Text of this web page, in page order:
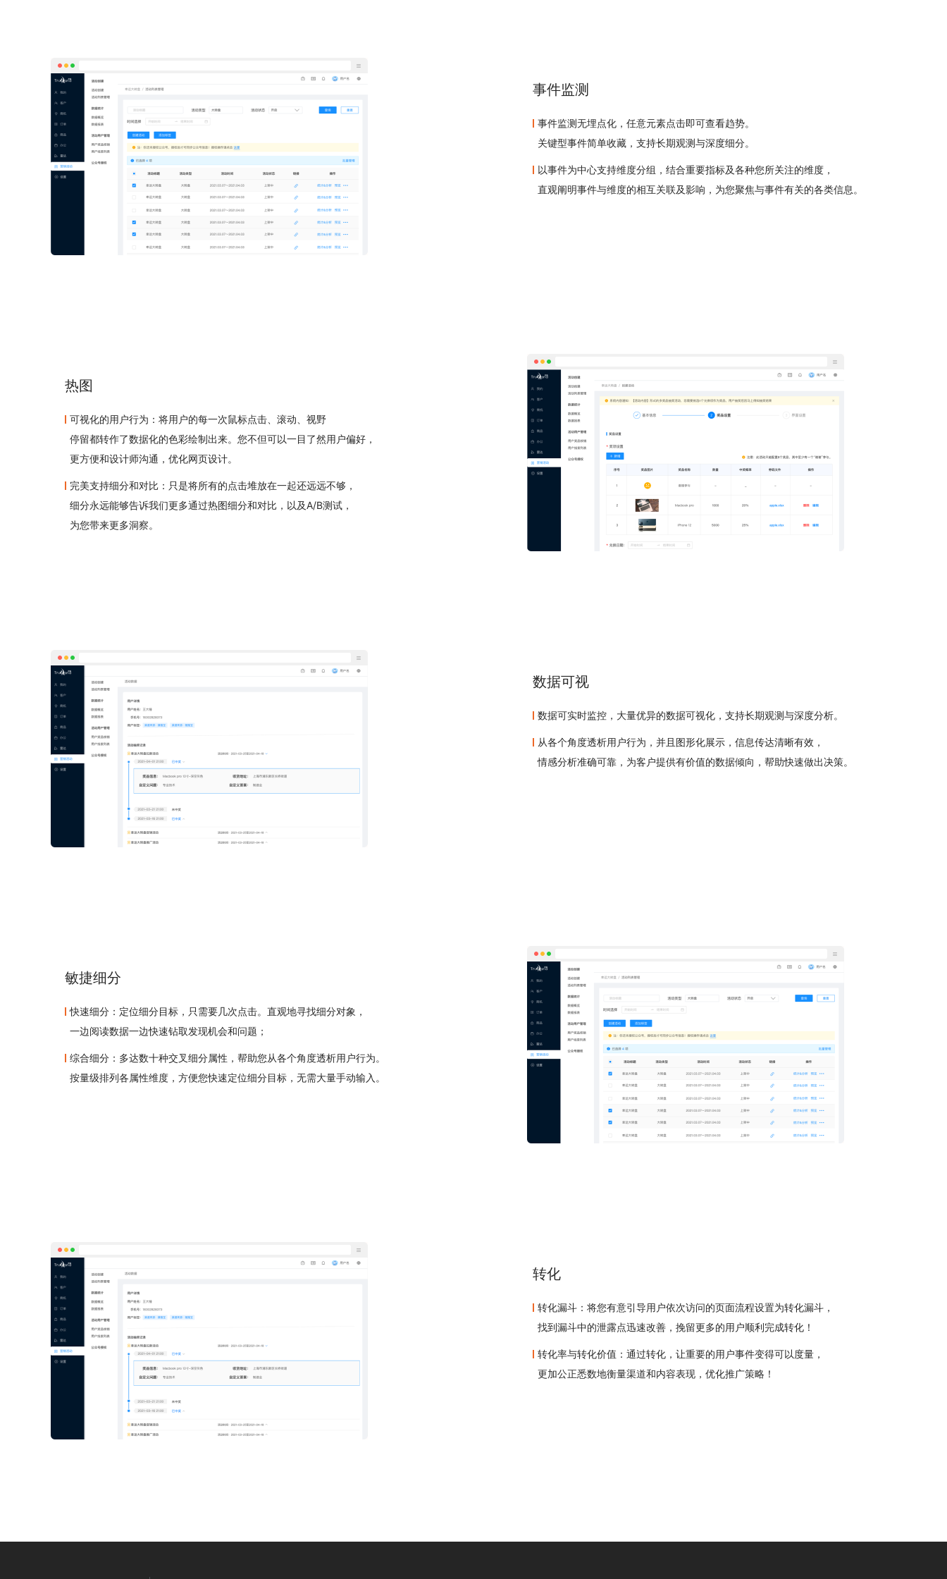
事件监测
事件监测无埋点化，任意元素点击即可查看趋势。
关键型事件简单收藏，支持长期观测与深度细分。
以事件为中心支持维度分组，结合重要指标及各种您所关注的维度，
直观阐明事件与维度的相互关联及影响，为您聚焦与事件有关的各类信息。
热图
可视化的用户行为：将用户的每一次鼠标点击、滚动、视野
停留都转作了数据化的色彩绘制出来。您不但可以一目了然用户偏好，
更方便和设计师沟通，优化网页设计。
完美支持细分和对比：只是将所有的点击堆放在一起还远远不够，
细分永远能够告诉我们更多通过热图细分和对比，以及A/B测试，
为您带来更多洞察。
数据可视
数据可实时监控，大量优异的数据可视化，支持长期观测与深度分析。
从各个角度透析用户行为，并且图形化展示，信息传达清晰有效，
情感分析准确可靠，为客户提供有价值的数据倾向，帮助快速做出决策。
敏捷细分
快速细分：定位细分目标，只需要几次点击。直观地寻找细分对象，
一边阅读数据一边快速钻取发现机会和问题；
综合细分：多达数十种交叉细分属性，帮助您从各个角度透析用户行为。
按量级排列各属性维度，方便您快速定位细分目标，无需大量手动输入。
转化
转化漏斗：将您有意引导用户依次访问的页面流程设置为转化漏斗，
找到漏斗中的泄露点迅速改善，挽留更多的用户顺利完成转化！
转化率与转化价值：通过转化，让重要的用户事件变得可以度量，
更加公正悉数地衡量渠道和内容表现，优化推广策略！